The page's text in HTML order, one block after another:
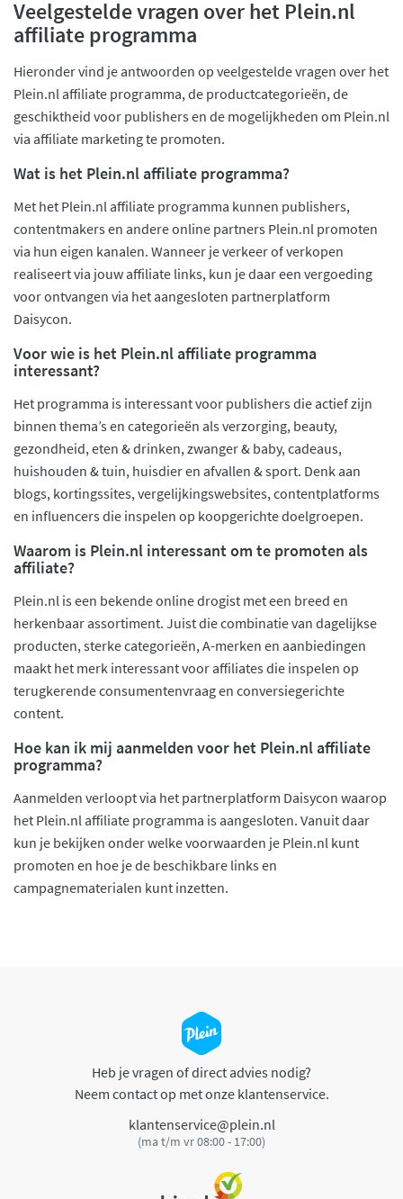
Veelgestelde vragen over het Plein.nl
affiliate programma
Hieronder vind je antwoorden op veelgestelde vragen over het
Plein.nl affiliate programma, de productcategorieën, de
geschiktheid voor publishers en de mogelijkheden om Plein.nl
via affiliate marketing te promoten.
Wat is het Plein.nl affiliate programma?
Met het Plein.nl affiliate programma kunnen publishers,
contentmakers en andere online partners Plein.nl promoten
via hun eigen kanalen. Wanneer je verkeer of verkopen
realiseert via jouw affiliate links, kun je daar een vergoeding
voor ontvangen via het aangesloten partnerplatform
Daisycon.
Voor wie is het Plein.nl affiliate programma
interessant?
Het programma is interessant voor publishers die actief zijn
binnen thema’s en categorieën als verzorging, beauty,
gezondheid, eten & drinken, zwanger & baby, cadeaus,
huishouden & tuin, huisdier en afvallen & sport. Denk aan
blogs, kortingssites, vergelijkingswebsites, contentplatforms
en influencers die inspelen op koopgerichte doelgroepen.
Waarom is Plein.nl interessant om te promoten als
affiliate?
Plein.nl is een bekende online drogist met een breed en
herkenbaar assortiment. Juist die combinatie van dagelijkse
producten, sterke categorieën, A-merken en aanbiedingen
maakt het merk interessant voor affiliates die inspelen op
terugkerende consumentenvraag en conversiegerichte
content.
Hoe kan ik mij aanmelden voor het Plein.nl affiliate
programma?
Aanmelden verloopt via het partnerplatform Daisycon waarop
het Plein.nl affiliate programma is aangesloten. Vanuit daar
kun je bekijken onder welke voorwaarden je Plein.nl kunt
promoten en hoe je de beschikbare links en
campagnematerialen kunt inzetten.
Heb je vragen of direct advies nodig?
Neem contact op met onze klantenservice.
klantenservice@plein.nl
(ma t/m vr 08:00 - 17:00)